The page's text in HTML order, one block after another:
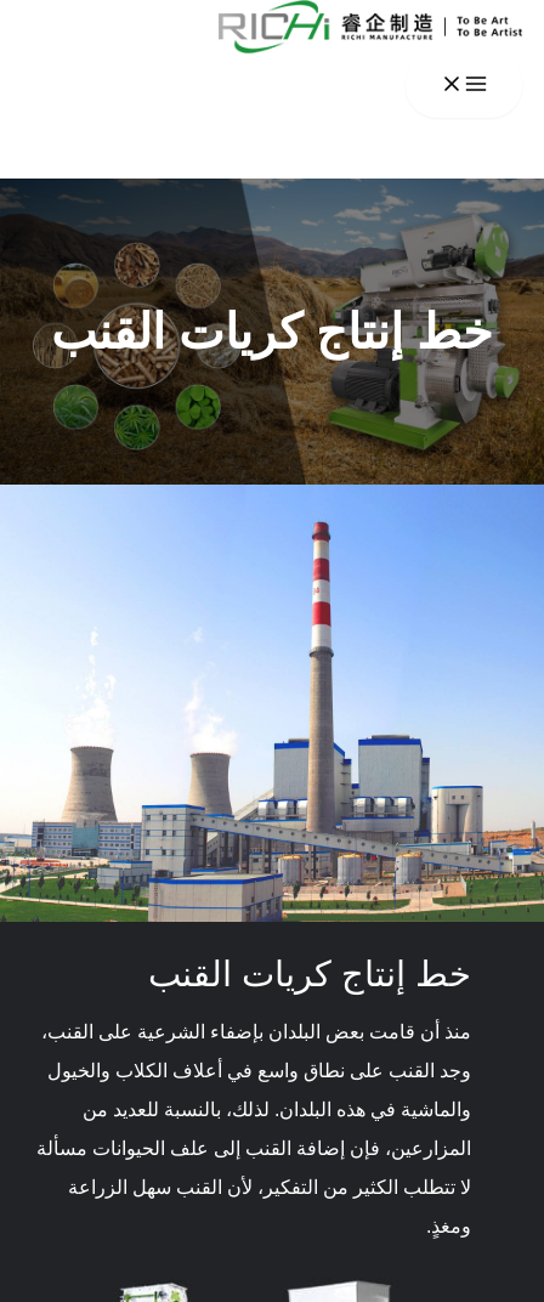
تخطي
المحتوى
خط إنتاج كريات القنب
خط إنتاج كريات القنب
منذ أن قامت بعض البلدان بإضفاء الشرعية على القنب،
وجد القنب على نطاق واسع في أعلاف الكلاب والخيول
والماشية في هذه البلدان. لذلك، بالنسبة للعديد من
المزارعين، فإن إضافة القنب إلى علف الحيوانات مسألة
لا تتطلب الكثير من التفكير، لأن القنب سهل الزراعة
ومغذٍ.